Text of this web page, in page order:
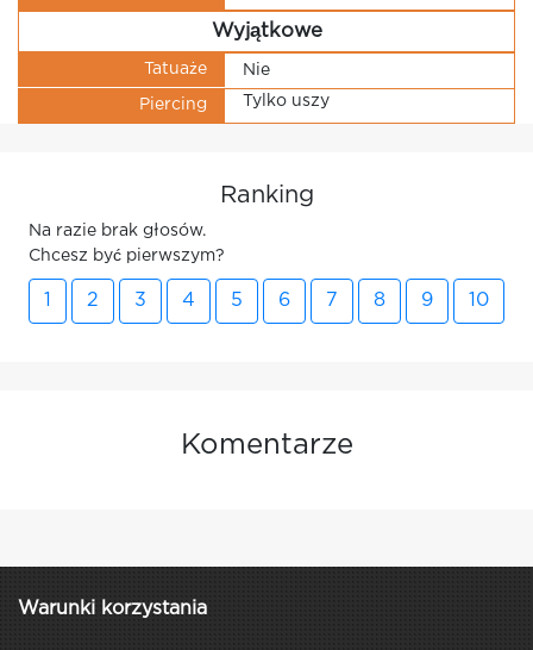
Wyjątkowe
Tatuaże Nie
Piercing Tylko uszy
Ranking
Na razie brak głosów.
Chcesz być pierwszym?
2 3 4 5 6 7 8 9 10
Komentarze
Warunki korzystania